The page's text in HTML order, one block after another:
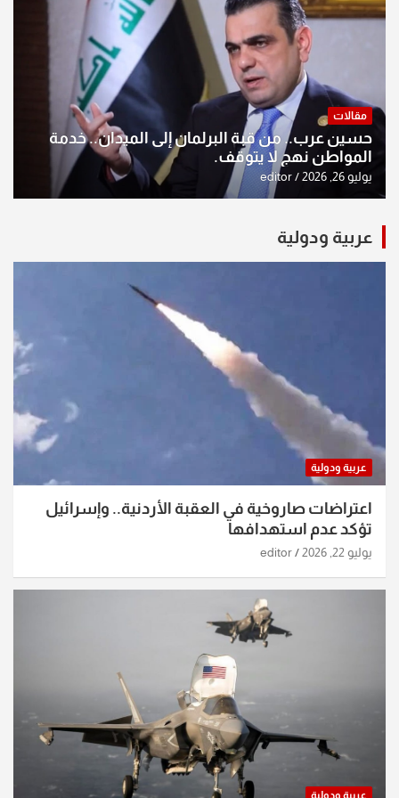
مقالات
حسين عرب.. من قبة البرلمان إلى الميدان.. خدمة
المواطن نهج لا يتوقف.
يوليو 26, 2026 editor
عربية ودولية
عربية ودولية
اعتراضات صاروخية في العقبة الأردنية.. وإسرائيل
تؤكد عدم استهدافها
يوليو 22, 2026 editor
عربية ودولية